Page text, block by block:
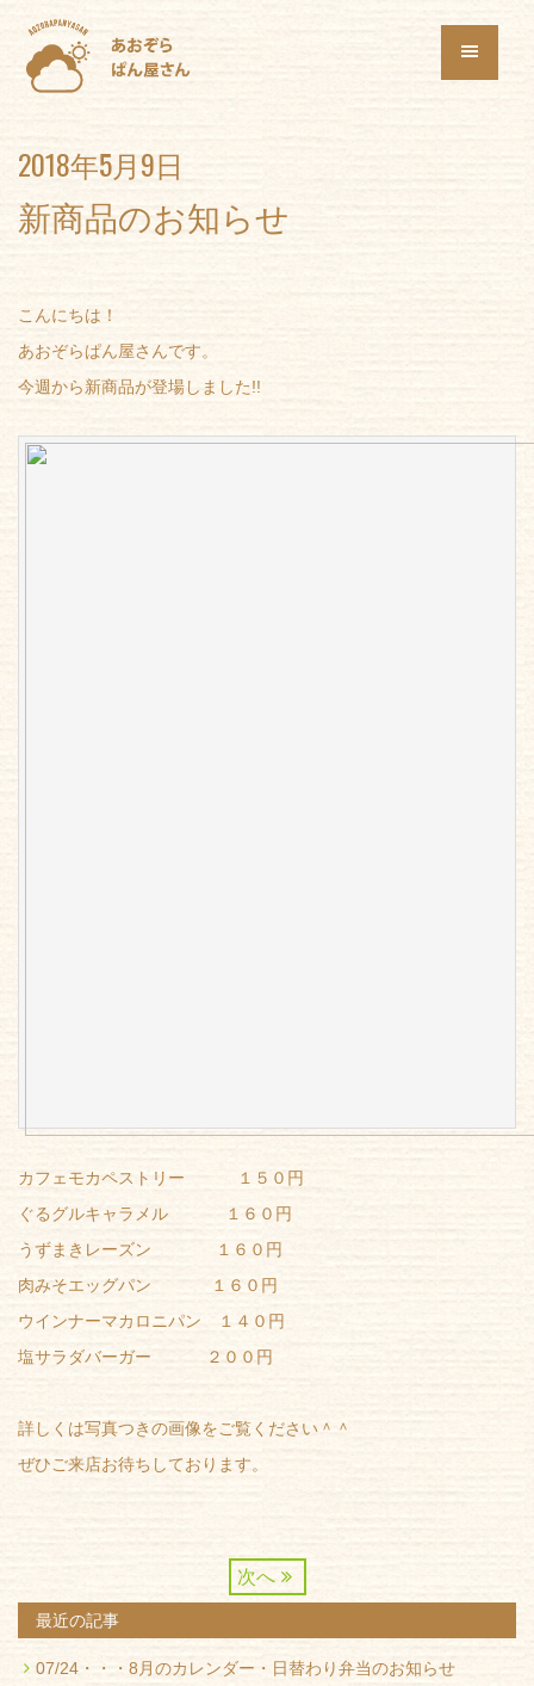
2018年5月9日
新商品のお知らせ
こんにちは！
あおぞらぱん屋さんです。
今週から新商品が登場しました!!
カフェモカペストリー １５０円
ぐるグルキャラメル １６０円
うずまきレーズン １６０円
肉みそエッグパン １６０円
ウインナーマカロニパン １４０円
塩サラダバーガー ２００円
詳しくは写真つきの画像をご覧ください＾＾
ぜひご来店お待ちしております。
次へ
最近の記事
07/24・・・ 8月のカレンダー・日替わり弁当のお知らせ